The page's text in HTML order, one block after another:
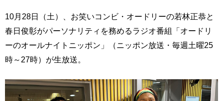
10月28日（土）、お笑いコンビ・オードリーの若林正恭と
春日俊彰がパーソナリティを務めるラジオ番組「オードリ
ーのオールナイトニッポン」（ニッポン放送・毎週土曜25
時～27時）が生放送。